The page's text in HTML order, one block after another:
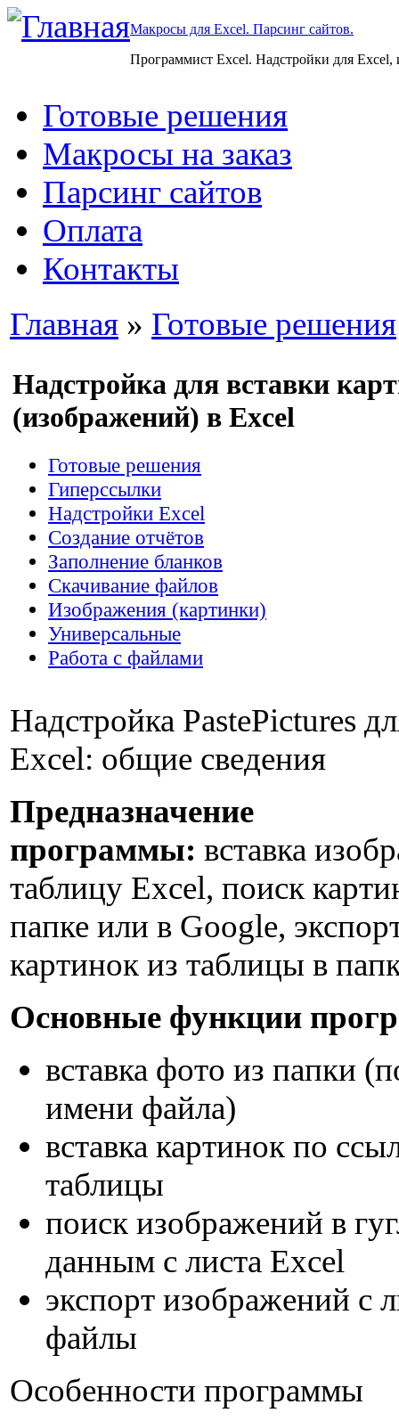
Макросы для Excel. Парсинг сайтов.
Программист Excel. Надстройки для Excel,
Готовые решения
Макросы на заказ
Парсинг сайтов
Оплата
Контакты
Главная » Готовые решения
Надстройка для вставки
(изображений) в Excel
Готовые решения
Гиперссылки
Надстройки Excel
Создание отчётов
Заполнение бланков
Скачивание файлов
Изображения (картинки)
Универсальные
Работа с файлами
Надстройка PastePictures
Excel: общие сведения
Предназначение
программы: вставка
таблицу Excel, поиск
папке или в Google,
картинок из таблицы в
Основные функции
вставка фото из папки
имени файла)
вставка картинок по
таблицы
поиск изображений в
данным с листа Excel
экспорт изображений с
файлы
Особенности программы